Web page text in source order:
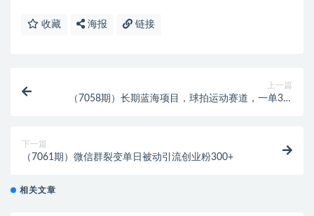
收藏 海报 链接
上一篇
（7058期）长期蓝海项目，球拍运动赛道，一单30-
下一篇
（7061期）微信群裂变单日被动引流创业粉300+
相关文章